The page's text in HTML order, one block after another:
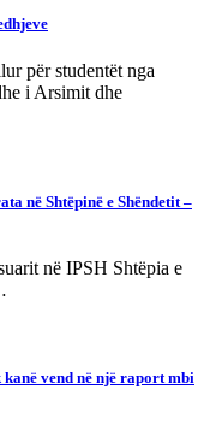
për studentët nga
i Arsimit dhe
në Shtëpinë e Shëndetit –
në IPSH Shtëpia e
vend në një raport mbi